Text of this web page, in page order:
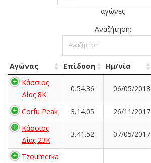
αγώνες
Αναζήτηση:
Αγώνας Επίδοση Ημ/νία
Κάσσιος
Δίας 8Κ
0.54.36 06/05/2018
Corfu Peak 3.14.05 26/11/2017
Κάσσιος
Δίας 23Κ
3.41.52 07/05/2017
Tzoumerka